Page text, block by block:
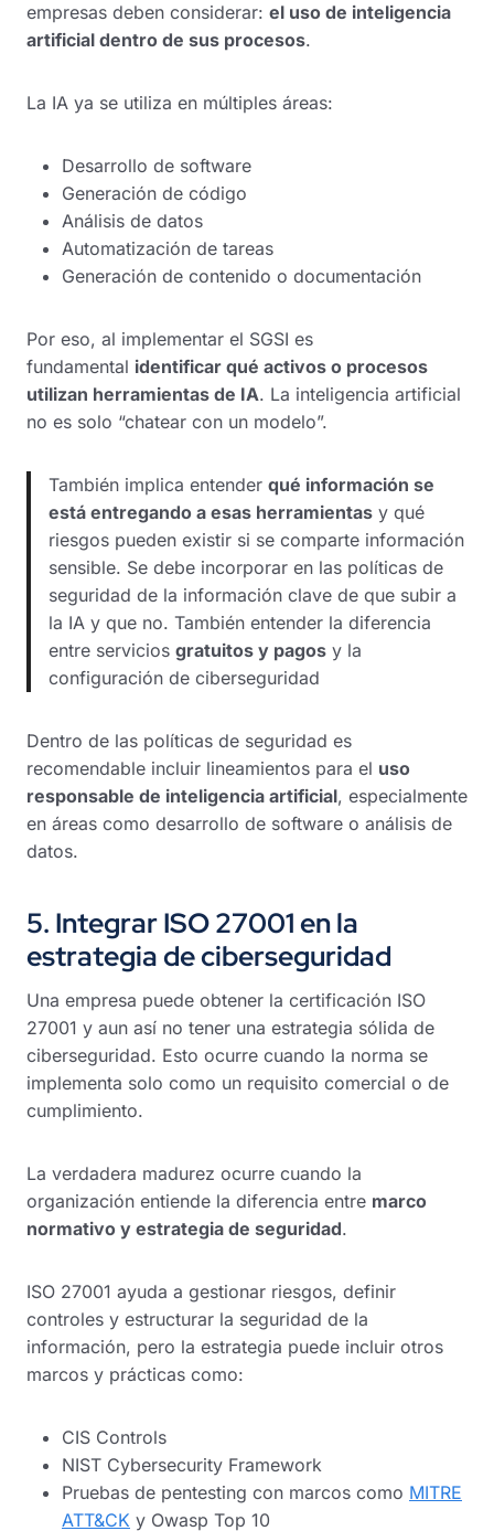
empresas deben considerar: el uso de inteligencia
artificial dentro de sus procesos.
La IA ya se utiliza en múltiples áreas:
Desarrollo de software
Generación de código
Análisis de datos
Automatización de tareas
Generación de contenido o documentación
Por eso, al implementar el SGSI es
fundamental identificar qué activos o procesos
utilizan herramientas de IA. La inteligencia artificial
no es solo “chatear con un modelo”.
También implica entender qué información se
está entregando a esas herramientas y qué
riesgos pueden existir si se comparte información
sensible. Se debe incorporar en las políticas de
seguridad de la información clave de que subir a
la IA y que no. También entender la diferencia
entre servicios gratuitos y pagos y la
configuración de ciberseguridad
Dentro de las políticas de seguridad es
recomendable incluir lineamientos para el uso
responsable de inteligencia artificial, especialmente
en áreas como desarrollo de software o análisis de
datos.
5. Integrar ISO 27001 en la
estrategia de ciberseguridad
Una empresa puede obtener la certificación ISO
27001 y aun así no tener una estrategia sólida de
ciberseguridad. Esto ocurre cuando la norma se
implementa solo como un requisito comercial o de
cumplimiento.
La verdadera madurez ocurre cuando la
organización entiende la diferencia entre marco
normativo y estrategia de seguridad.
ISO 27001 ayuda a gestionar riesgos, definir
controles y estructurar la seguridad de la
información, pero la estrategia puede incluir otros
marcos y prácticas como:
CIS Controls
NIST Cybersecurity Framework
Pruebas de pentesting con marcos como MITRE
ATT&CK y Owasp Top 10